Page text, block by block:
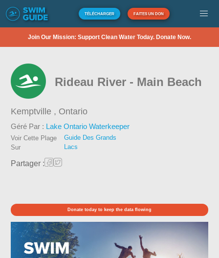
TÉLÉCHARGER FAITES UN DON
Join Our Mission: Support Clean Water Today. Donate Now.
Rideau River - Main Beach
Kemptville , Ontario
Géré Par : Lake Ontario Waterkeeper
Voir Cette Plage
Sur
Guide Des Grands
Lacs
Partager :
Donate today to keep the data flowing